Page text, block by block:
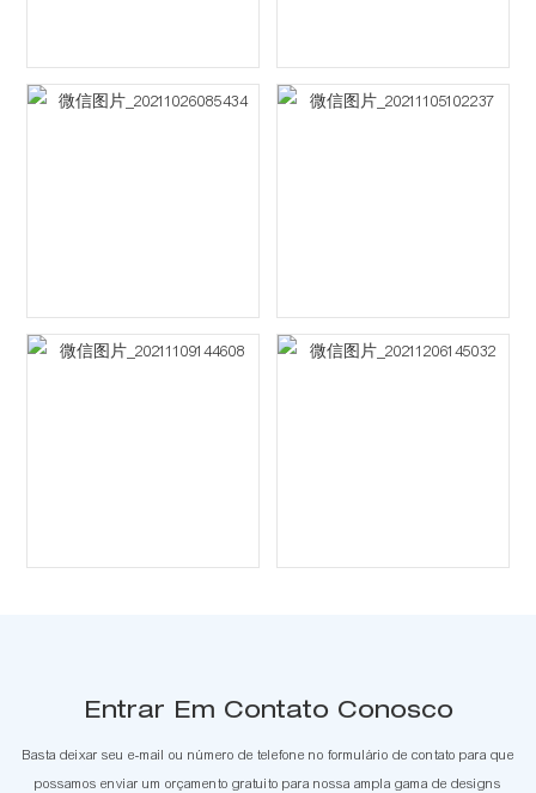
Entrar Em Contato Conosco
Basta deixar seu e-mail ou número de telefone no formulário de contato para que
possamos enviar um orçamento gratuito para nossa ampla gama de designs